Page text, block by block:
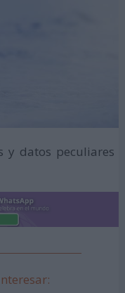
y datos peculiares